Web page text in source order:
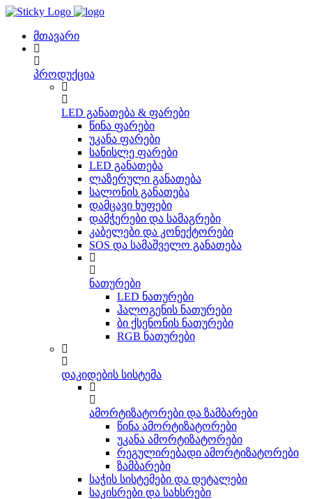
Skip
contentმთავარი
პროდუქცია
LED განათება & ფარები
წინა ფარები
უკანა ფარები
სანისლე ფარები
LED განათება
ლაზერული განათება
სალონის განათება
დამცავი ხუფები
დამჭერები და სამაგრები
კაბელები და კონექტორები
SOS და სამაშველო განათება
ნათურები
LED ნათურები
ჰალოგენის ნათურები
ბი ქსენონის ნათურები
RGB ნათურები
დაკიდების სისტემა
ამორტიზატორები და ზამბარები
წინა ამორტიზატორები
უკანა ამორტიზატორები
რეგულირებადი ამორტიზატორები
ზამბარები
საჭის სისტემები და დეტალები
საკისრები და სახსრები